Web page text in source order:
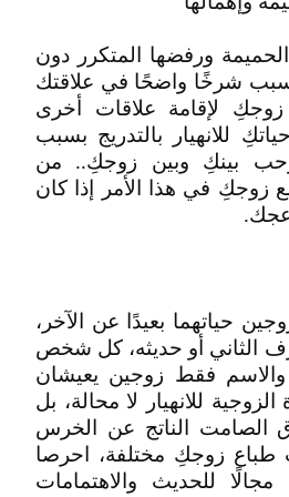
ورفضها المتكرر دون
شرخًا واضحًا في علاقتك
زوجكِ لإقامة علاقات أخرى
للانهيار بالتدريج بسبب
بينكِ وبين زوجكِ.. من
زوجكِ في هذا الأمر إذا كان
حياتهما بعيدًا عن الآخر،
الثاني أو حديثه، كل شخص
فقط زوجين يعيشان
الزوجية للانهيار لا محالة، بل
الصامت الناتج عن الخرس
طباع زوجكِ مختلفة، احرصا
للحديث والاهتمامات